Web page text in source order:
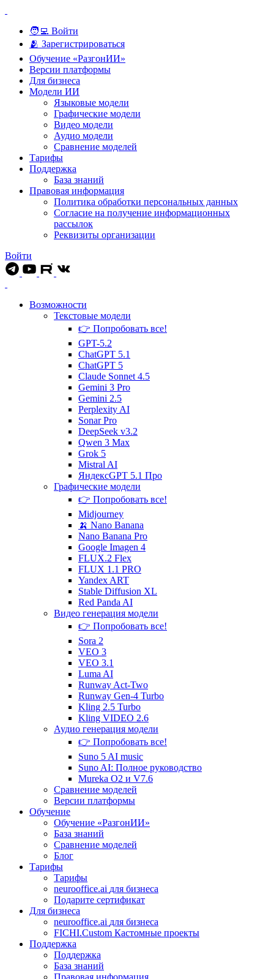
🧑‍💻 Войти
🫂 Зарегистрироваться
Обучение «РазгонИИ»
Версии платформы
Для бизнеса
Модели ИИ
Языковые модели
Графические модели
Видео модели
Аудио модели
Сравнение моделей
Тарифы
Поддержка
База знаний
Правовая информация
Политика обработки персональных данных
Согласие на получение информационных
рассылок
Реквизиты организации
Войти
Возможности
Текстовые модели
👉 Попробовать все!
GPT-5.2
ChatGPT 5.1
ChatGPT 5
Claude Sonnet 4.5
Gemini 3 Pro
Gemini 2.5
Perplexity AI
Sonar Pro
DeepSeek v3.2
Qwen 3 Max
Grok 5
Mistral AI
ЯндексGPT 5.1 Про
Графические модели
👉 Попробовать все!
Midjourney
🍌 Nano Banana
Nano Banana Pro
Google Imagen 4
FLUX.2 Flex
FLUX 1.1 PRO
Yandex ART
Stable Diffusion XL
Red Panda AI
Видео генерация модели
👉 Попробовать все!
Sora 2
VEO 3
VEO 3.1
Luma AI
Runway Act-Two
Runway Gen‑4 Turbo
Kling 2.5 Turbo
Kling VIDEO 2.6
Аудио генерация модели
👉 Попробовать все!
Suno 5 AI music
Suno AI: Полное руководство
Mureka O2 и V7.6
Сравнение моделей
Версии платформы
Обучение
Обучение «РазгонИИ»
База знаний
Сравнение моделей
Блог
Тарифы
Тарифы
neurooffice.ai для бизнеса
Подарите сертификат
Для бизнеса
neurooffice.ai для бизнеса
FICHI.Custom Кастомные проекты
Поддержка
Поддержка
База знаний
Правовая информация